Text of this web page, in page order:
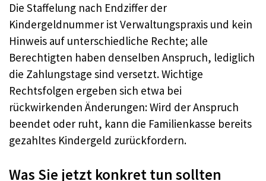
Die Staffelung nach Endziffer der
Kindergeldnummer ist Verwaltungspraxis und kein
Hinweis auf unterschiedliche Rechte; alle
Berechtigten haben denselben Anspruch, lediglich
die Zahlungstage sind versetzt. Wichtige
Rechtsfolgen ergeben sich etwa bei
rückwirkenden Änderungen: Wird der Anspruch
beendet oder ruht, kann die Familienkasse bereits
gezahltes Kindergeld zurückfordern.
Was Sie jetzt konkret tun sollten